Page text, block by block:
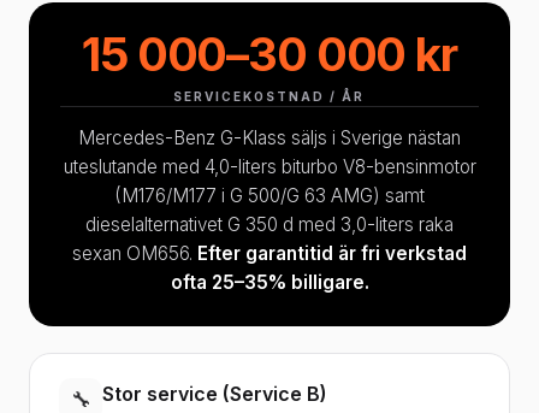
15 000–30 000 kr
SERVICEKOSTNAD / ÅR
Mercedes-Benz G-Klass säljs i Sverige nästan
uteslutande med 4,0-liters biturbo V8-bensinmotor
(M176/M177 i G 500/G 63 AMG) samt
dieselalternativet G 350 d med 3,0-liters raka
sexan OM656. Efter garantitid är fri verkstad
ofta 25–35% billigare.
🔧 Stor service (Service B)